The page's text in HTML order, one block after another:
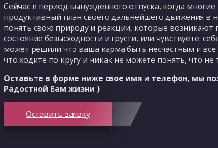
Сейчас в период вынужденного отпуска, когда
продуктивный план своего дальнейшего движения в
понять свою природу и реакции, которые возникают
состояние безысходности и грусти, или чувствуете,
может решили что ваша карма быть несчастным и
что ходите по кругу и никак не можете понять, что
Оставьте в форме ниже свое имя и телефон, мы
Радостной Вам жизни )
Оставить заявку